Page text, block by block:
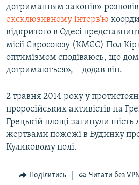
дотриманням законів»
ексклюзивному інтерв’ю
відкритого в Одесі
місії Євросоюзу (КМЄС) Пол
оптимізмом сподіваюсь, що
дотримаються», – додав він.
2 травня 2014 року у
проросійських активістів на
Грецькій площі загинули
жертвами пожежі в Будинку
Куликовому полі.
Поділитись Читати без